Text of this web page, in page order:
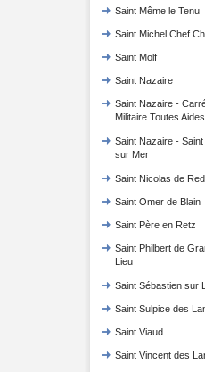
Saint Même le Tenu
Saint Michel Chef
Saint Molf
Saint Nazaire
Saint Nazaire -
Militaire Toutes Aides
Saint Nazaire -
sur Mer
Saint Nicolas de
Saint Omer de Blain
Saint Père en Retz
Saint Philbert de
Lieu
Saint Sébastien sur
Saint Sulpice des
Saint Viaud
Saint Vincent des